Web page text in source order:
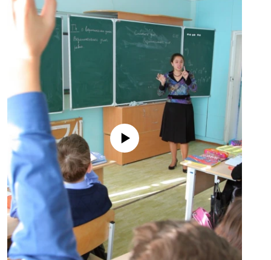
No media source currently available